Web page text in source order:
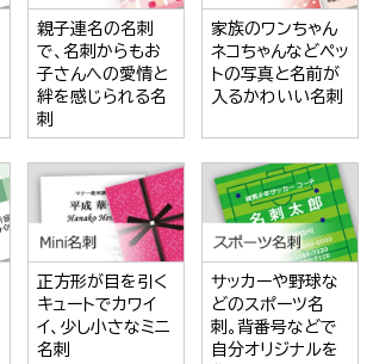
親子連名の名刺
で、名刺からもお
子さんへの愛情と
絆を感じられる名
刺
家族のワンちゃん
ネコちゃんなどペッ
トの写真と名前が
入るかわいい名刺
正方形が目を引く
キュートでカワイ
イ、少し小さなミニ
名刺
サッカーや野球な
どのスポーツ名
刺。背番号などで
自分オリジナルを